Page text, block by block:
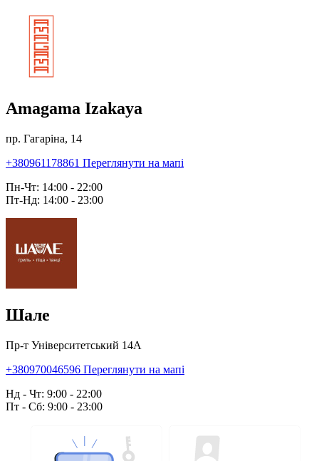
Amagama Izakaya
пр. Гагаріна, 14
+380961178861 Переглянути на мапі
Пн-Чт: 14:00 - 22:00
Пт-Нд: 14:00 - 23:00
Шале
Пр-т Університетський 14А
+380970046596 Переглянути на мапі
Нд - Чт: 9:00 - 22:00
Пт - Сб: 9:00 - 23:00